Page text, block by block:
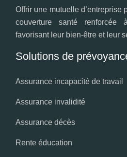
Offrir une mutuelle d’entreprise
couverture santé renforcée
favorisant leur bien-être et leur
Solutions de
Assurance incapacité de travail
Assurance invalidité
Assurance décès
Rente éducation